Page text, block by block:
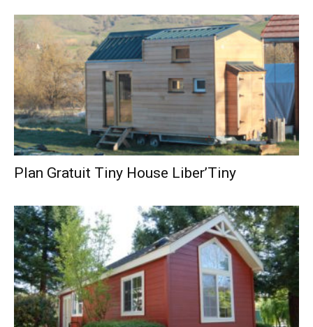
Plan Gratuit Tiny House Liber’Tiny